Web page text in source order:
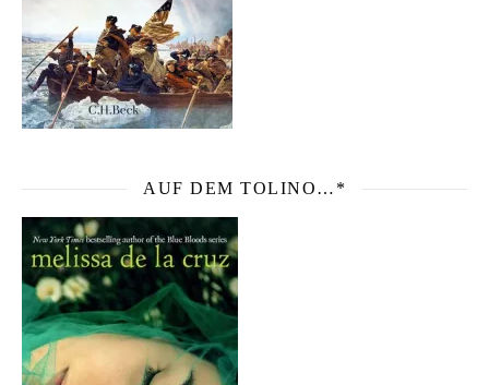
AUF DEM TOLINO…*